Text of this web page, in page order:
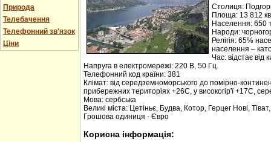
Природа
Телебачення
Телефонний зв'язок
Ціни
Столиця:
Площа: 13 812
Населення: 650
Народи:
Релігія: 65%
населення –
Час: відстає від
Напруга в електромережі: 220 В, 50 Гц.
Телефонний код країни: 381
Клімат: від середземноморського до помірно-
прибережних територіях +26С, у високогір'ї +17С,
Мова: сербська
Великі міста: Цетіньє, Будва, Котор, Герцег Нові,
Грошова одиниця - Євро
Корисна інформація: